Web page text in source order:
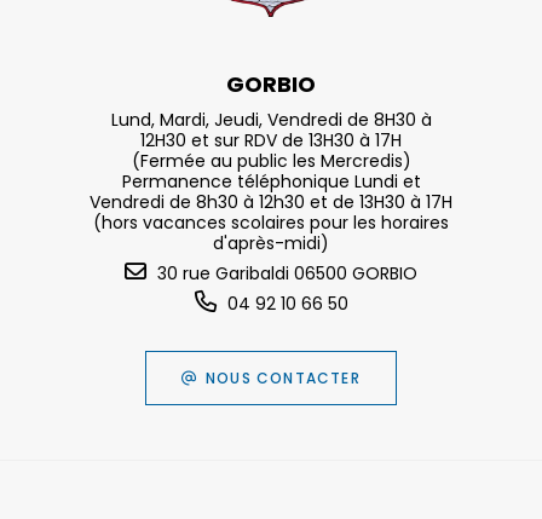
GORBIO
Lund, Mardi, Jeudi, Vendredi de 8H30 à
12H30 et sur RDV de 13H30 à 17H
(Fermée au public les Mercredis)
Permanence téléphonique Lundi et
Vendredi de 8h30 à 12h30 et de 13H30 à 17H
(hors vacances scolaires pour les horaires
d'après-midi)
30 rue Garibaldi 06500 GORBIO
04 92 10 66 50
NOUS CONTACTER